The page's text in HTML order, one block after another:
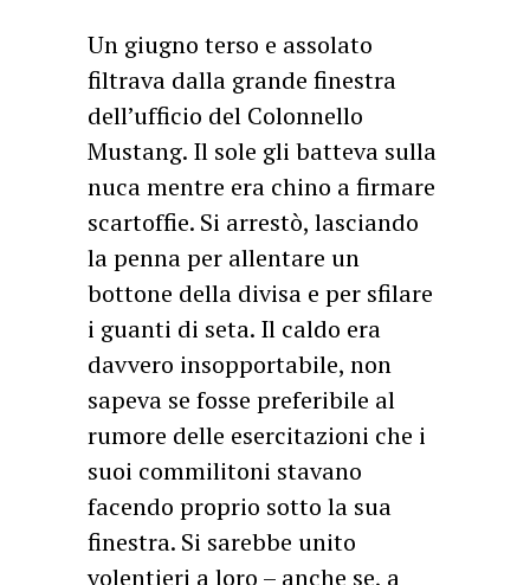
Un giugno terso e assolato
filtrava dalla grande finestra
dell’ufficio del Colonnello
Mustang. Il sole gli batteva sulla
nuca mentre era chino a firmare
scartoffie. Si arrestò, lasciando
la penna per allentare un
bottone della divisa e per sfilare
i guanti di seta. Il caldo era
davvero insopportabile, non
sapeva se fosse preferibile al
rumore delle esercitazioni che i
suoi commilitoni stavano
facendo proprio sotto la sua
finestra. Si sarebbe unito
volentieri a loro – anche se, a